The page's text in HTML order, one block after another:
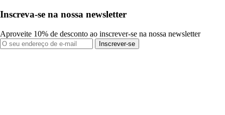
Inscreva-se na nossa newsletter
Aproveite 10% de desconto ao inscrever-se na nossa newsletter
Inscrever-se